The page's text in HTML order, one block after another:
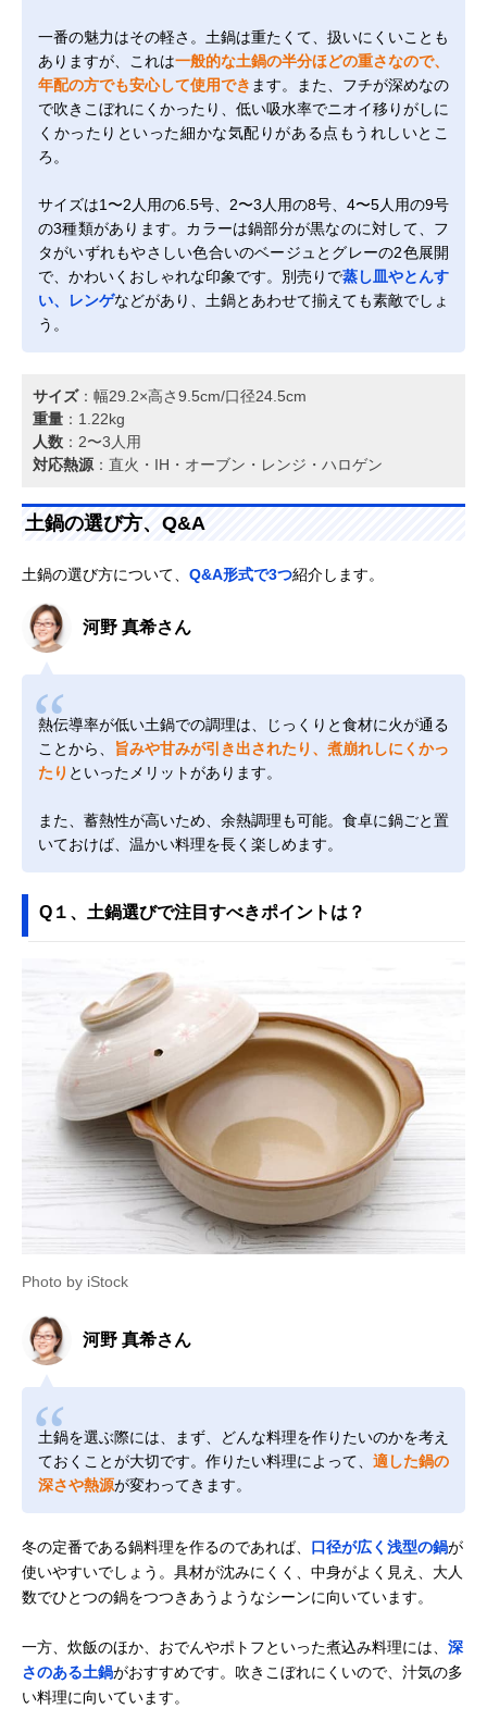
一番の魅力はその軽さ。土鍋は重たくて、扱いにくいことも
ありますが、これは一般的な土鍋の半分ほどの重さなので、
年配の方でも安心して使用でき ます。また、フチが深めなの
で吹きこぼれにくかったり、低い吸水率でニオイ移りがしに
くかったりといった細かな気配りがある点もうれしいとこ
ろ。
サイズは1〜2人用の6.5号、2〜3人用の8号、4〜5人用の9号
の3種類があります。カラーは鍋部分が黒なのに対して、フ
タがいずれもやさしい色合いのベージュとグレーの2色展開
で、かわいくおしゃれな印象です。別売りで蒸し皿やとんす
い、レンゲなどがあり、土鍋とあわせて揃えても素敵でしょ
う。
サイズ：幅29.2×高さ9.5cm/口径24.5cm
重量 ：1.22kg
人数 ：2〜3人用
対応熱源 ：直火・IH・オーブン・レンジ・ハロゲン
土鍋の選び方、Q&A
土鍋の選び方について、 Q&A形式で3つ紹介します。
河野 真希さん
熱伝導率が低い土鍋での調理は、じっくりと食材に火が通る
ことから、
旨みや甘みが引き出されたり、煮崩れしにくかっ
たり といったメリットがあります。
また、蓄熱性が高いため、余熱調理も可能。食卓に鍋ごと置
いておけば、温かい料理を長く楽しめます。
Q１、土鍋選びで注目すべきポイントは？
Photo by iStock
河野 真希さん
土鍋を選ぶ際には、まず、どんな料理を作りたいのかを考え
ておくことが大切です。作りたい料理によって、 適した鍋の
深さや熱源が変わってきます。
冬の定番である鍋料理を作るのであれば、 口径が広く浅型の鍋が
使いやすいでしょう。具材が沈みにくく、中身がよく見え、大人
数でひとつの鍋をつつきあうようなシーンに向いています。
一方、炊飯のほか、おでんやポトフといった煮込み料理には、 深
さのある土鍋がおすすめです。吹きこぼれにくいので、汁気の多
い料理に向いています。